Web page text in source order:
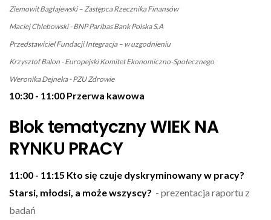
Ziemowit Bagłajewski – Zastępca Rzecznika Finansów
Maciej Chlebowski - BNP Paribas Bank Polska S.A
Przedstawiciel Fundacji Integracja – w uzgodnieniu
Krzysztof Balon - Europejski Komitet Ekonomiczno-Społecznego
Weronika Dejneka - PZU Zdrowie
10:30 - 11:00 Przerwa kawowa
Blok tematyczny WIEK NA
RYNKU PRACY
11:00 - 11:15 Kto się czuje dyskryminowany w pracy?
Starsi, młodsi, a może wszyscy? - prezentacja raportu z
badań